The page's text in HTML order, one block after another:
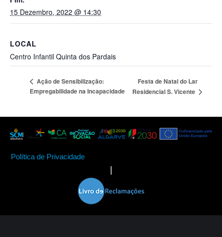
15 Dezembro, 2022 @ 14:30
LOCAL
Centro Infantil Quinta dos Pardais
Ação de Sensibilização:
Empregabilidade na Incapacidade
Festa de Natal do Lar
Residencial S. Vicente
Política de Privacidade